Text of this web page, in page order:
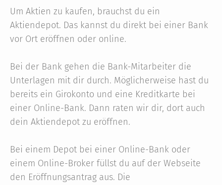
Um Aktien zu kaufen, brauchst du ein
Aktiendepot. Das kannst du direkt bei einer Bank
vor Ort eröffnen oder online.
Bei der Bank gehen die Bank-Mitarbeiter die
Unterlagen mit dir durch. Möglicherweise hast du
bereits ein Girokonto und eine Kreditkarte bei
einer Online-Bank. Dann raten wir dir, dort auch
dein Aktiendepot zu eröffnen.
Bei einem Depot bei einer Online-Bank oder
einem Online-Broker füllst du auf der Webseite
den Eröffnungsantrag aus. Die